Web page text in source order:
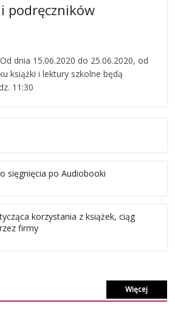
podręczników
dnia 15.06.2020 do 25.06.2020, od
książki i lektury szkolne będą
11:30
sięgnięcia po Audiobooki
korzystania z książek, ciąg
firmy
Więcej